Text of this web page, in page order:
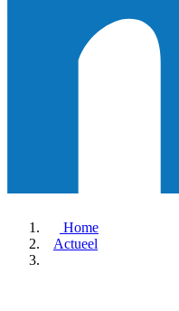
Home
Actueel